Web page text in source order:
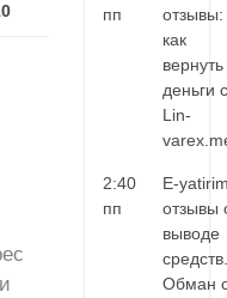
пп
отзывы:
как
вернуть
деньги с
Lin-
2:40
пп
E-
отзывы
выводе
средств.
Обман